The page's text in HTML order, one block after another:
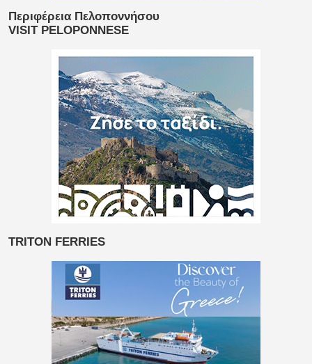
Περιφέρεια Πελοποννήσου
VISIT PELOPONNESE
TRITON FERRIES